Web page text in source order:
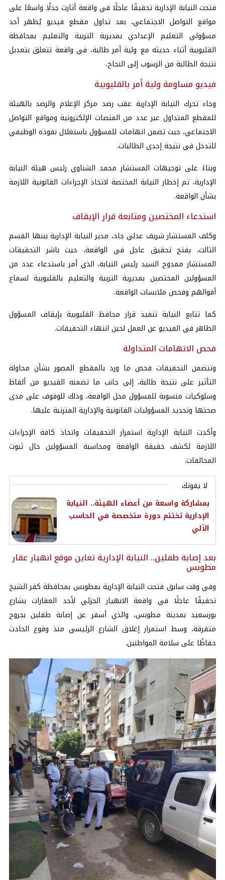
فتحت النيابة الإدارية تحقيقًا عاجلًا في واقعة أثارت جدلًا واسعًا على
مواقع التواصل الاجتماعي، بعد تداول مقطع فيديو يُظهر أحد
مسؤولي التعليم الإعدادي بمديرية التربية والتعليم بمحافظة
القليوبية أثناء حديثه مع ولية أمر طالبة، في واقعة تتعلق بتعديل
نتيجة الطالبة من الرسوب إلى النجاح.
فيديو مساومة ولية أمر بالقليوبية
وجاء تحرك النيابة الإدارية عقب رصد مركز الإعلام والرصد بالهيئة
للمقطع المتداول عبر عدد من المنصات الإلكترونية ومواقع التواصل
الاجتماعي، حيث تضمن اتهامات للمسؤول باستغلال نفوذه الوظيفي
للتدخل في نتيجة إحدى الطالبات.
وبناءً على توجيهات المستشار محمد الشناوي رئيس هيئة النيابة
الإدارية، تم إخطار النيابة المختصة لاتخاذ الإجراءات القانونية اللازمة
بشأن الواقعة.
استدعاء المختصين ومتابعة قرار الإيقاف
وكلف المستشار شريف عدلي جاد، مدير النيابة الإدارية ببنها القسم
الثالث، بفتح تحقيق عاجل في الواقعة، حيث باشر التحقيقات
المستشار ممدوح السيد رئيس النيابة، الذي أمر باستدعاء عدد من
المسؤولين المختصين بمديرية التربية والتعليم بالقليوبية لسماع
أقوالهم وفحص ملابسات الواقعة.
كما تتابع النيابة تنفيذ قرار محافظ القليوبية بإيقاف المسؤول
الظاهر في الفيديو عن العمل لحين انتهاء التحقيقات.
فحص الاتهامات المتداولة
وتتضمن التحقيقات فحص ما ورد بالمقطع المصور بشأن محاولة
التأثير على نتيجة طالبة، إلى جانب ما تضمنه الفيديو من ألفاظ
وسلوكيات منسوبة للمسؤول محل الواقعة، وذلك للوقوف على مدى
صحتها وتحديد المسؤوليات القانونية والإدارية المترتبة عليها.
وأكدت النيابة الإدارية استمرار التحقيقات واتخاذ كافة الإجراءات
اللازمة لكشف حقيقة الواقعة ومحاسبة المسؤولين حال ثبوت
المخالفات.
لا يفوتك
بمشاركة واسعة من أعضاء الهيئة.. النيابة
الإدارية تختتم دورة متخصصة في الحاسب
الآلي
بعد إصابة طفلين.. النيابة الإدارية تعاين موقع انهيار عقار
مطوبس
وفي وقت سابق فتحت النيابة الإدارية بمطوبس بمحافظة كفر الشيخ
تحقيقًا عاجلًا في واقعة الانهيار الجزئي لأحد العقارات بشارع
بورسعيد بمدينة مطوبس، والذي أسفر عن إصابة طفلين بجروح
متفرقة، وسط استمرار إغلاق الشارع الرئيسي منذ وقوع الحادث
حفاظًا على سلامة المواطنين.